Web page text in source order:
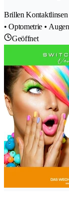
Brillen Kontaktlinsen
• Optometrie •
Geöffnet